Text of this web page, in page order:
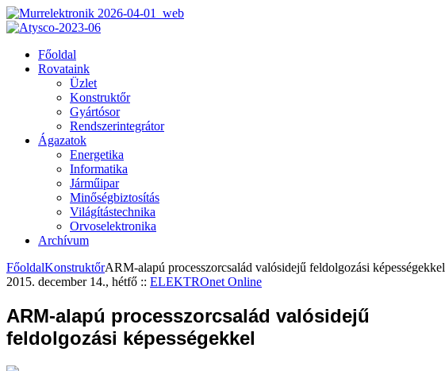
Főoldal
Rovataink
Üzlet
Konstruktőr
Gyártósor
Rendszerintegrátor
Ágazatok
Energetika
Informatika
Járműipar
Minőségbiztosítás
Világítástechnika
Orvoselektronika
Archívum
FőoldalKonstruktőrARM-alapú processzorcsalád valósidejű feldolgozási képességekkel
2015. december 14., hétfő :: ELEKTROnet Online
ARM-alapú processzorcsalád valósidejű
feldolgozási képességekkel